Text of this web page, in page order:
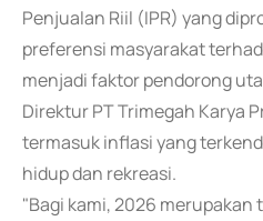
Penjualan Riil (IPR) yang
preferensi masyarakat
menjadi faktor pendorong
Direktur PT Trimegah Karya
termasuk inflasi yang
hidup dan rekreasi.
"Bagi kami, 2026